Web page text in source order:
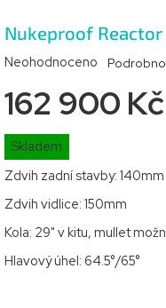
Nukeproof Reactor
Průměrné
produktu
je
0,0
5
Neohodnoceno
162 900 Kč
Měrná
cena:
Skladem
Zdvih zadní stavby: 140mm
Zdvih vidlice: 150mm
Kola: 29" v kitu, mullet
Hlavový úhel: 64.5°/65°